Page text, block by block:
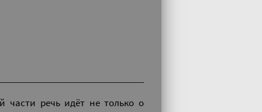
части речь идёт не только о